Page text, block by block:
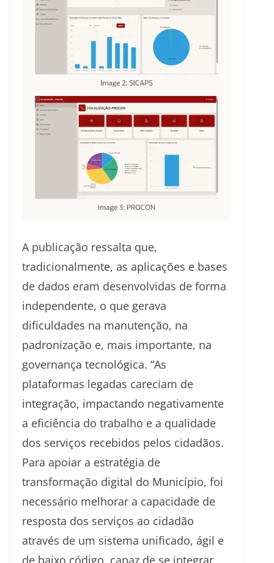
A publicação ressalta que,
tradicionalmente, as aplicações e bases
de dados eram desenvolvidas de forma
independente, o que gerava
dificuldades na manutenção, na
padronização e, mais importante, na
governança tecnológica. “As
plataformas legadas careciam de
integração, impactando negativamente
a eficiência do trabalho e a qualidade
dos serviços recebidos pelos cidadãos.
Para apoiar a estratégia de
transformação digital do Município, foi
necessário melhorar a capacidade de
resposta dos serviços ao cidadão
através de um sistema unificado, ágil e
de baixo código, capaz de se integrar